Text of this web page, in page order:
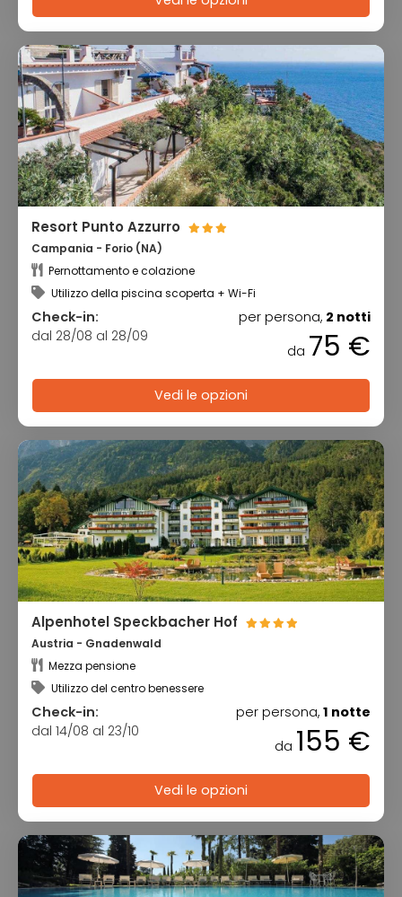
Resort Punto Azzurro
Campania - Forio (NA)
Pernottamento e colazione
Utilizzo della piscina scoperta + Wi-Fi
Check-in:
dal 28/08 al 28/09
per persona, 2 notti
da 75 €
Vedi le opzioni
Alpenhotel Speckbacher Hof
Austria - Gnadenwald
Mezza pensione
Utilizzo del centro benessere
Check-in:
dal 14/08 al 23/10
per persona, 1 notte
da 155 €
Vedi le opzioni